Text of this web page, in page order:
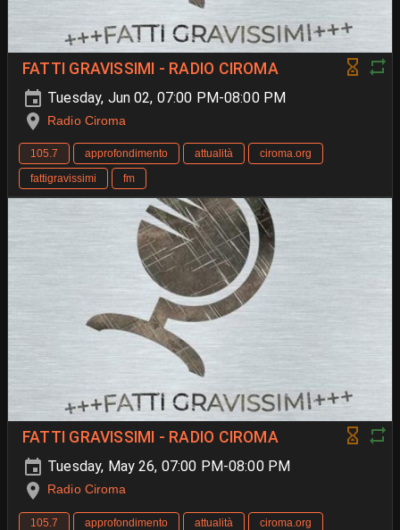
FATTI GRAVISSIMI - RADIO CIROMA
Tuesday, Jun 02, 07:00 PM-08:00 PM
Radio Ciroma
105.7 approfondimento attualità
ciroma.org
fattigravissimi
fm
FATTI GRAVISSIMI - RADIO CIROMA
Tuesday, May 26, 07:00 PM-08:00 PM
Radio Ciroma
105.7 approfondimento attualità
ciroma.org